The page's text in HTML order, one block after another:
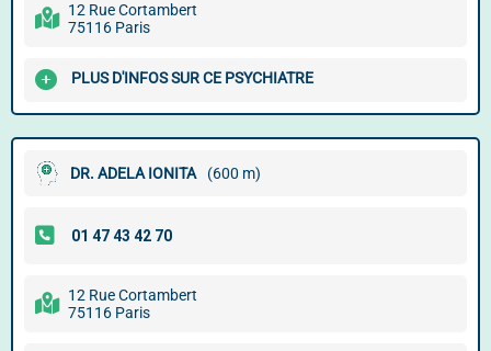
12 Rue Cortambert
75116 Paris
PLUS D'INFOS SUR CE PSYCHIATRE
DR. ADELA IONITA (600 m)
12 Rue Cortambert
75116 Paris